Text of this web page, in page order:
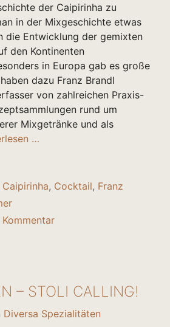
der Caipirinha zu
in der Mixgeschichte etwas
die Entwicklung der gemixten
den Kontinenten
in Europa gab es große
dazu Franz Brandl
von zahlreichen Praxis-
rund um
Mixgetränke und als
…
Caipirinha, Cocktail, Franz
– STOLI CALLING!
Diversa Spezialitäten